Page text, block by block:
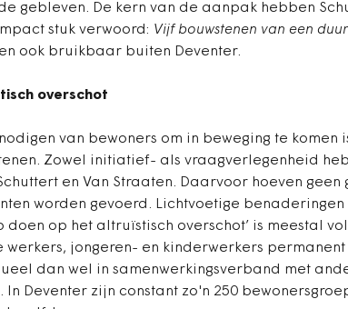
gebleven. De kern van de aanpak hebben
stuk verwoord: Vijf bouwstenen van een
ook bruikbaar buiten Deventer.
overschot
van bewoners om in beweging te komen
Zowel initiatief- als vraagverlegenheid
en Van Straaten. Daarvoor hoeven
worden gevoerd. Lichtvoetige
doen op het altruïstisch overschot’ is meestal
werkers, jongeren- en kinderwerkers
dan wel in samenwerkingsverband met
In Deventer zijn constant zo'n 250